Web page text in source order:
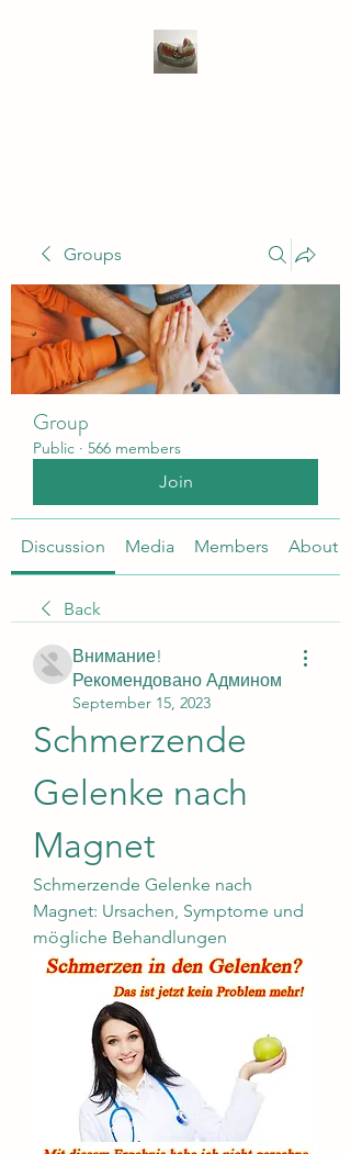
Groups
Group
Public · 566 members
Join
Discussion Media Members About
Back
Внимание!
Рекомендовано Админом
September 15, 2023
Schmerzende
Gelenke nach
Magnet
Schmerzende Gelenke nach
Magnet: Ursachen, Symptome und
mögliche Behandlungen